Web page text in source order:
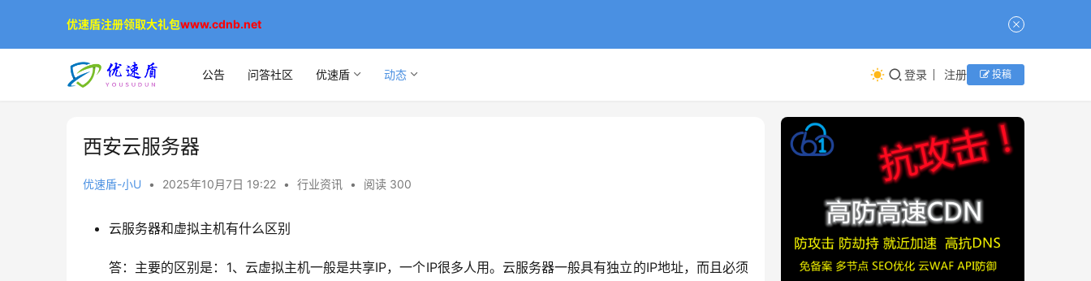
公告 问答社区 优速盾 动态 登录 注册 投稿
西安云服务器
优速盾-小U • 2025年10月7日 19:22 • 行业资讯 • 阅读 300
云服务器和虚拟主机有什么区别
答：主要的区别是：1、云虚拟主机一般是共享IP，一个IP很多人用。云服务器一般具有独立的IP地址，而且必须
优速盾注册领取大礼包www.cdnb.net